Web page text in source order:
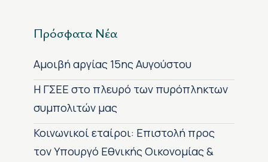
Πρόσφατα Νέα
Αμοιβή αργίας 15ης Αυγούστου
H ΓΣΕΕ στο πλευρό των πυρόπληκτων
συμπολιτών μας
Κοινωνικοί εταίροι: Επιστολή προς
τον Υπουργό Εθνικής Οικονομίας &